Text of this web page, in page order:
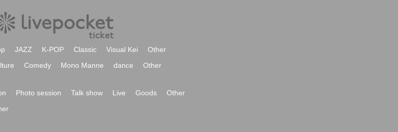
JAZZ K-POP Classic Visual Kei
Other
Comedy Mono Manne dance Other
Photo session Talk show Live Goods
Other